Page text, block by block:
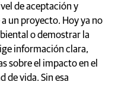
de aceptación y
un proyecto. Hoy ya no
o demostrar la
información clara,
sobre el impacto en el
de vida. Sin esa